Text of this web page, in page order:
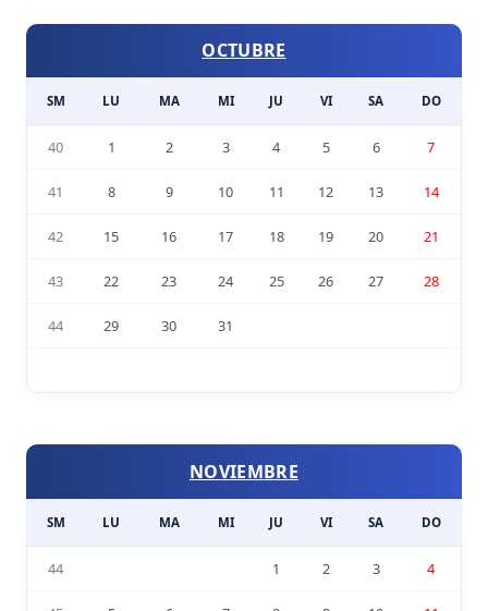
OCTUBRE
SM LU MA MI JU VI SA DO
40 1 2 3 4 5 6 7
41 8 9 10 11 12 13 14
42 15 16 17 18 19 20 21
43 22 23 24 25 26 27 28
44 29 30 31
NOVIEMBRE
SM LU MA MI JU VI SA DO
44 1 2 3 4